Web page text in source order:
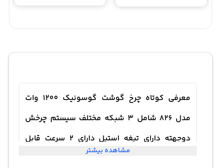
معرفی کوتاه چرخ گوشت گوسونیک 1200 وات
مدل 826 شامل 3 شبکه مختلف سیستم چرخش
دوجهته دارای تیغه استیل دارای 2 سرعت قابل
مشاهده بیشتر